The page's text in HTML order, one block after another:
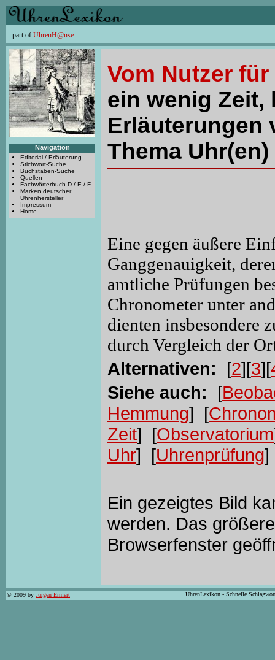
part of UhrenH@nse
Navigation
Editorial / Erläuterung
Stichwort-Suche
Buchstaben-Suche
Quellen
Fachwörterbuch D / E / F
Marken deutscher
Uhrenhersteller
Impressum
Home
Vom Nutzer
ein wenig Zeit,
Erläuterungen
Thema
Eine gegen äußere
Ganggenauigkeit,
amtliche Prüfungen
Chronometer unter
dienten insbesondere
durch Vergleich der
Alternativen: [2][3][
Siehe auch: [
Hemmung] [
Zeit] [Observatorium
Uhr] [Uhrenprüfung]
Ein gezeigtes Bild
werden. Das
Browserfenster
© 2009 by Jürgen Ermert UhrenLexikon - Schnelle